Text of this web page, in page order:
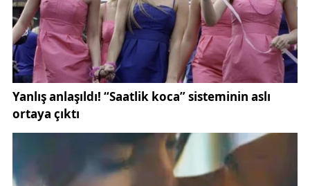
Yayımlanan bilgilere göre, Sivas merkezde
defnedilecek cenazelerin büyük bölümüAy Yıldız
Camii
’nden kaldırılacak. Cenaze namazlarının saat
13.00’te kılınmasının ardından defin işlemleri
gerçekleştirilecek. Definlerin çoğunluğuYukarı
Tekke Mezarlığı
Bu kapsamda vefat eden vatandaşların bilgileri şu
şekilde açıklandı: